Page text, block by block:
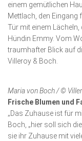
Lebensart
einem gemütlichen
Mettlach, den Eingang
Tür mit einem
Hündin Emmy. Vom
traumhafter Blick auf
Villeroy & Boch.
Maria von Boch /©
Frische Blumen und
„Das Zuhause ist für
Boch, „hier soll sich
sie ihr Zuhause mit